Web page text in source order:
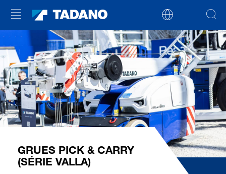
GRUES PICK & CARRY
(SÉRIE VALLA)